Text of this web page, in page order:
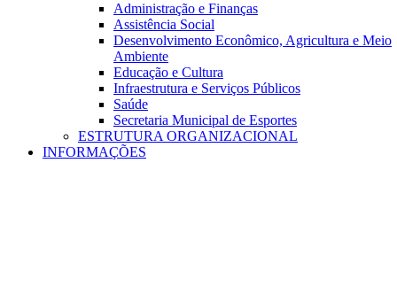
Administração e Finanças
Assistência Social
Desenvolvimento Econômico, Agricultura e Meio
Ambiente
Educação e Cultura
Infraestrutura e Serviços Públicos
Saúde
Secretaria Municipal de Esportes
ESTRUTURA ORGANIZACIONAL
INFORMAÇÕES